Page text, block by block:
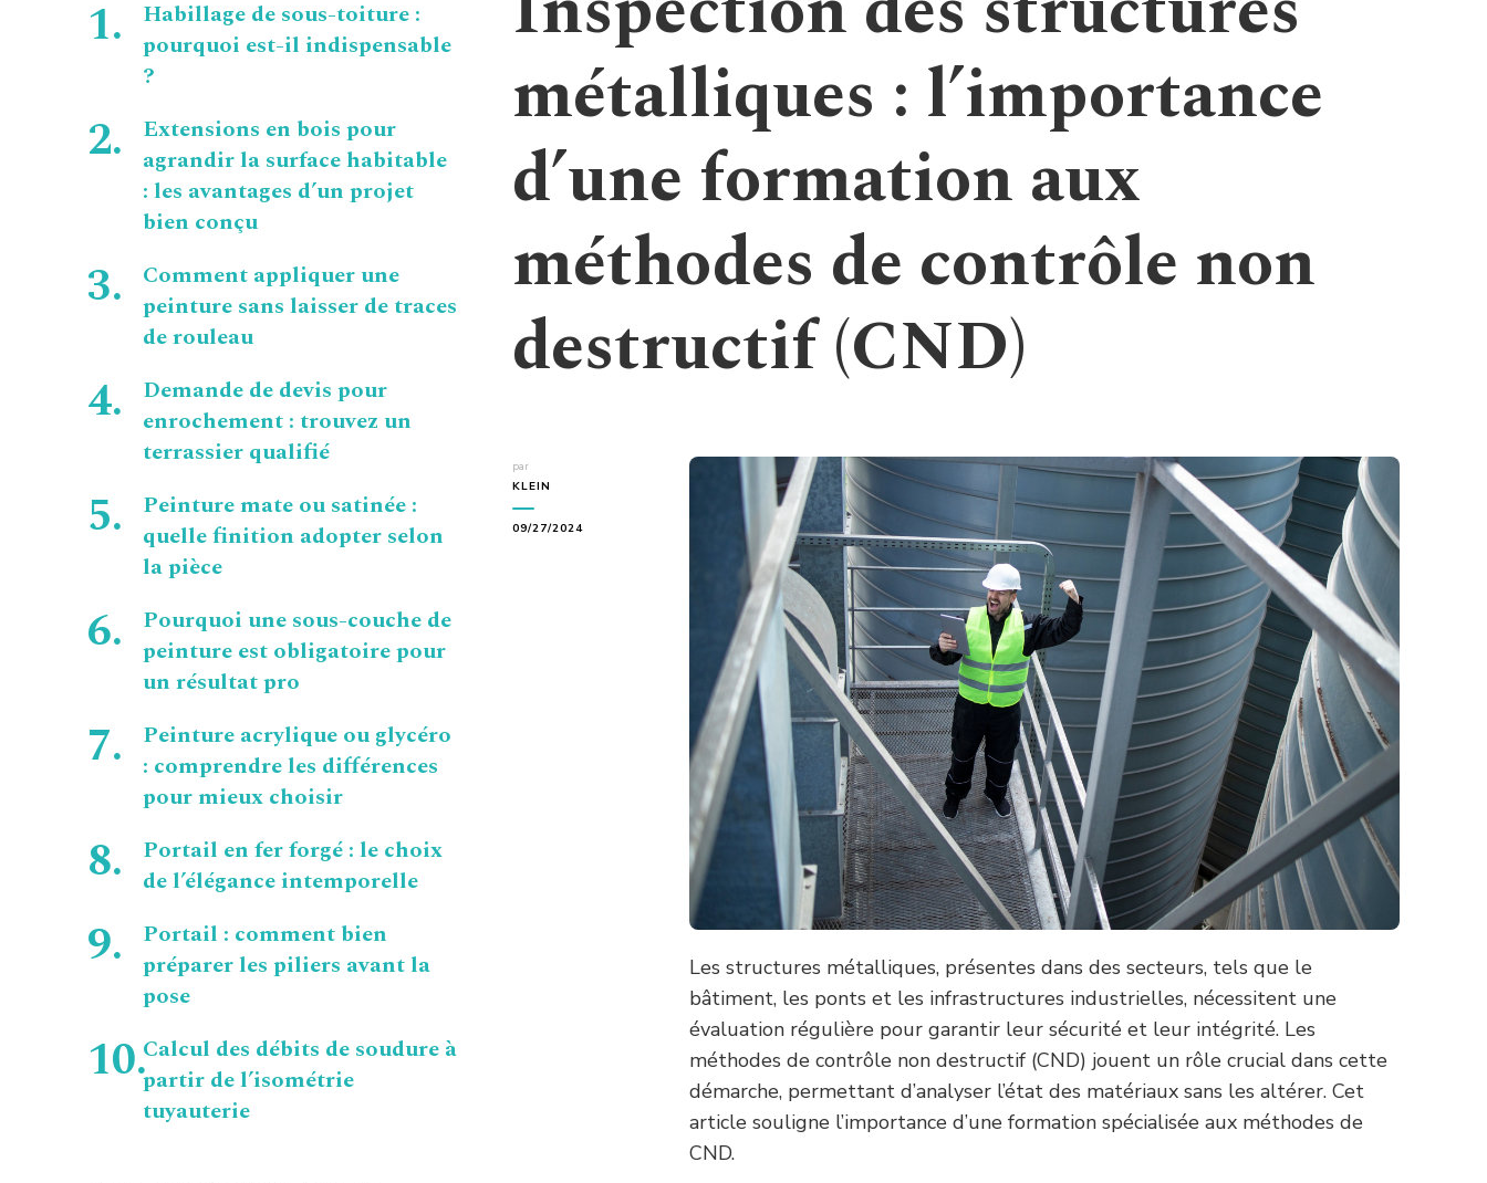
métalliques : l’importance
d’une formation aux
méthodes de contrôle non
destructif (CND)
par
KLEIN
09/27/2024
Les structures métalliques, présentes dans des secteurs, tels que le
bâtiment, les ponts et les infrastructures industrielles, nécessitent une
évaluation régulière pour garantir leur sécurité et leur intégrité. Les
méthodes de contrôle non destructif (CND) jouent un rôle crucial dans cette
démarche, permettant d’analyser l’état des matériaux sans les altérer. Cet
article souligne l’importance d’une formation spécialisée aux méthodes de
CND.
Habillage de sous-toiture :
pourquoi est-il indispensable
?
Extensions en bois pour
agrandir la surface habitable
: les avantages d’un projet
bien conçu
Comment appliquer une
peinture sans laisser de traces
de rouleau
Demande de devis pour
enrochement : trouvez un
terrassier qualifié
Peinture mate ou satinée :
quelle finition adopter selon
la pièce
Pourquoi une sous-couche de
peinture est obligatoire pour
un résultat pro
Peinture acrylique ou glycéro
: comprendre les différences
pour mieux choisir
Portail en fer forgé : le choix
de l’élégance intemporelle
Portail : comment bien
préparer les piliers avant la
pose
Calcul des débits de soudure à
partir de l’isométrie
tuyauterie